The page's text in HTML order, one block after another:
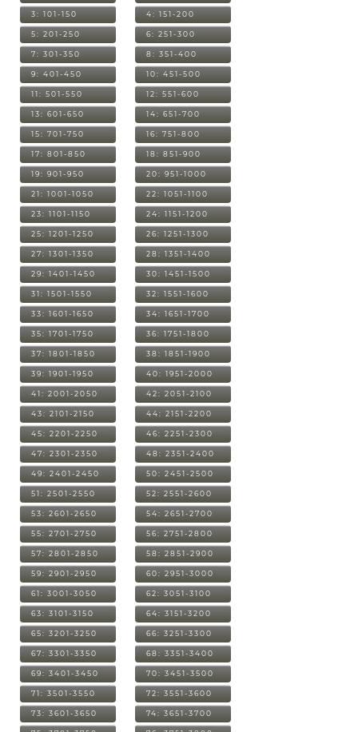
3: 101-150 4: 151-200
5: 201-250 6: 251-300
7: 301-350 8: 351-400
9: 401-450 10: 451-500
11: 501-550 12: 551-600
13: 601-650 14: 651-700
15: 701-750 16: 751-800
17: 801-850 18: 851-900
19: 901-950 20: 951-1000
21: 1001-1050 22: 1051-1100
23: 1101-1150 24: 1151-1200
25: 1201-1250 26: 1251-1300
27: 1301-1350 28: 1351-1400
29: 1401-1450 30: 1451-1500
31: 1501-1550 32: 1551-1600
33: 1601-1650 34: 1651-1700
35: 1701-1750 36: 1751-1800
37: 1801-1850 38: 1851-1900
39: 1901-1950 40: 1951-2000
41: 2001-2050 42: 2051-2100
43: 2101-2150 44: 2151-2200
45: 2201-2250 46: 2251-2300
47: 2301-2350 48: 2351-2400
49: 2401-2450 50: 2451-2500
51: 2501-2550 52: 2551-2600
53: 2601-2650 54: 2651-2700
55: 2701-2750 56: 2751-2800
57: 2801-2850 58: 2851-2900
59: 2901-2950 60: 2951-3000
61: 3001-3050 62: 3051-3100
63: 3101-3150 64: 3151-3200
65: 3201-3250 66: 3251-3300
67: 3301-3350 68: 3351-3400
69: 3401-3450 70: 3451-3500
71: 3501-3550 72: 3551-3600
73: 3601-3650 74: 3651-3700